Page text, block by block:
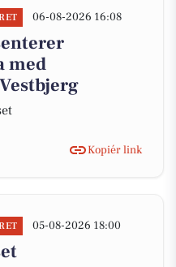
06-08-2026 16:08
med
Kopiér link
05-08-2026 18:00